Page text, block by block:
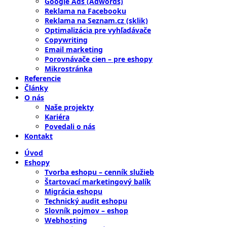
Reklama na Facebooku
Reklama na Seznam.cz (sklik)
Optimalizácia pre vyhľadávače
Copywriting
Email marketing
Porovnávače cien – pre eshopy
Mikrostránka
Referencie
Články
O nás
Naše projekty
Kariéra
Povedali o nás
Kontakt
Úvod
Eshopy
Tvorba eshopu – cenník služieb
Štartovací marketingový balík
Migrácia eshopu
Technický audit eshopu
Slovník pojmov – eshop
Webhosting